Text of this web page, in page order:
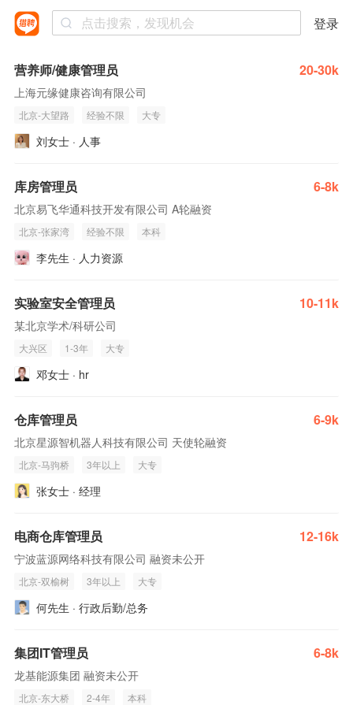
登录
营养师/健康管理员 20-30k
上海元缘健康咨询有限公司
北京-大望路 经验不限 大专
刘女士 · 人事
库房管理员 6-8k
北京易飞华通科技开发有限公司 A轮融资
北京-张家湾 经验不限 本科
李先生 · 人力资源
实验室安全管理员 10-11k
某北京学术/科研公司
大兴区 1-3年 大专
邓女士 · hr
仓库管理员 6-9k
北京星源智机器人科技有限公司 天使轮融资
北京-马驹桥 3年以上 大专
张女士 · 经理
电商仓库管理员 12-16k
宁波蓝源网络科技有限公司 融资未公开
北京-双榆树 3年以上 大专
何先生 · 行政后勤/总务
集团IT管理员 6-8k
龙基能源集团 融资未公开
北京-东大桥 2-4年 本科